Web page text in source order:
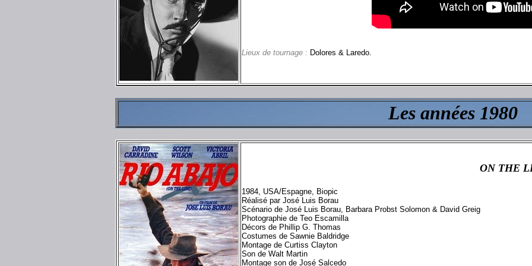
Lieux de tournage : Dolores & Laredo.
Les années 1980
ON THE
1984, USA/Espagne, Biopic
Réalisé par José Luis Borau
Scénario de José Luis Borau, Barbara Probst Solomon & David Greig
Photographie de Teo Escamilla
Décors de Phillip G. Thomas
Costumes de Sawnie Baldridge
Montage de Curtiss Clayton
Son de Walt Martin
Montage son de José Salcedo